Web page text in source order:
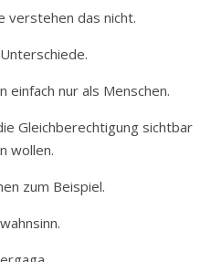
verstehen das nicht.
einfach nur als Menschen.
Gleichberechtigung sichtbar
wollen.
zum Beispiel.